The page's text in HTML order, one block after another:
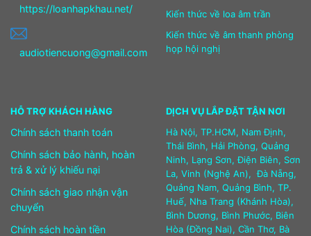
https://loanhapkhau.net/
audiotiencuong@gmail.com
Kiến thức về loa âm trần
Kiến thức về âm thanh phòng
họp hội nghị
HỖ TRỢ KHÁCH HÀNG
Chính sách thanh toán
Chính sách bảo hành, hoàn
trả & xử lý khiếu nại
Chính sách giao nhận vận
chuyển
Chính sách hoàn tiền
DỊCH VỤ LẮP ĐẶT TẬN NƠI
Hà Nội, TP.HCM, Nam Định,
Thái Bình, Hải Phòng, Quảng
Ninh, Lạng Sơn, Điện Biên, Sơn
La, Vinh (Nghệ An), Đà Nẵng,
Quảng Nam, Quảng Bình, TP.
Huế, Nha Trang (Khánh Hòa),
Bình Dương, Bình Phước, Biên
Hòa (Đồng Nai), Cần Thơ, Bà